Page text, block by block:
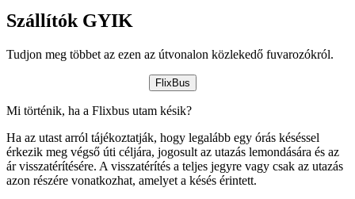
Szállítók GYIK
Tudjon meg többet az ezen az útvonalon közlekedő fuvarozókról.
FlixBus
Mi történik, ha a Flixbus utam késik?
Ha az utast arról tájékoztatják, hogy legalább egy órás késéssel
érkezik meg végső úti céljára, jogosult az utazás lemondására és az
ár visszatérítésére. A visszatérítés a teljes jegyre vagy csak az utazás
azon részére vonatkozhat, amelyet a késés érintett.